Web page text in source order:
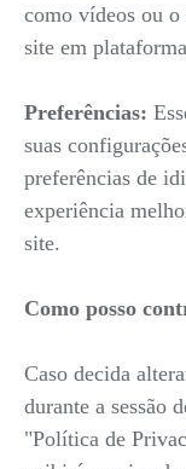
como vídeos ou
site em
Preferências:
suas
preferências de
experiência
site.
Como posso
Caso decida
durante a sessão
"Política de